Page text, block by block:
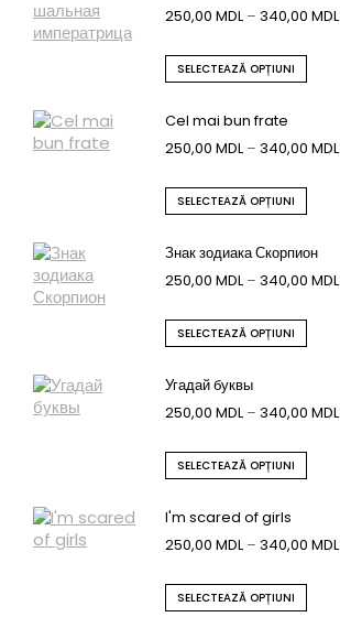
250,00 MDL – 340,00 MDL
SELECTEAZĂ OPȚIUNI
Cel mai bun frate
250,00 MDL – 340,00 MDL
SELECTEAZĂ OPȚIUNI
Знак зодиака Скорпион
250,00 MDL – 340,00 MDL
SELECTEAZĂ OPȚIUNI
Угадай буквы
250,00 MDL – 340,00 MDL
SELECTEAZĂ OPȚIUNI
I'm scared of girls
250,00 MDL – 340,00 MDL
SELECTEAZĂ OPȚIUNI